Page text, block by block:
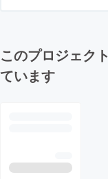
このプロジェク
ています